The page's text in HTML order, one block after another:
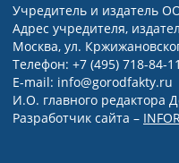
Учредитель и издатель
Адрес учредителя,
Москва, ул.
Телефон: +7 (495) 718-84-11
E-mail: info@gorodfakty.ru
И.О. главного редактора
Разработчик сайта –